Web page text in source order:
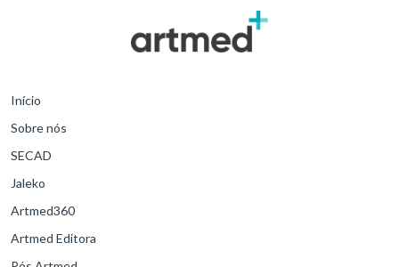
Início
Sobre nós
SECAD
Jaleko
Artmed360
Artmed Editora